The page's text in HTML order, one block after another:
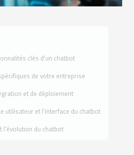
clés d'un chatbot
de votre entreprise
et de déploiement
utilisateur et l'interface du chatbot
l'évolution du chatbot